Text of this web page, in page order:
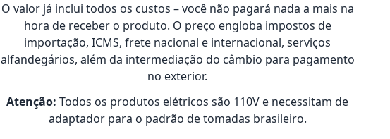
O valor já inclui todos os custos – você não pagará nada a mais na
hora de receber o produto. O preço engloba impostos de
importação, ICMS, frete nacional e internacional, serviços
alfandegários, além da intermediação do câmbio para pagamento
no exterior.
Atenção: Todos os produtos elétricos são 110V e necessitam de
adaptador para o padrão de tomadas brasileiro.